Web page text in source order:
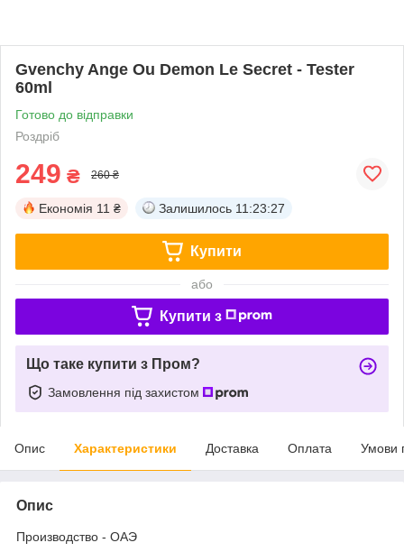
Gvenchy Ange Ou Demon Le Secret - Tester
60ml
Готово до відправки
Роздріб
249 ₴ 260 ₴
Економія 11 ₴ Залишилось 11:23:27
Купити
або
Купити з
Що таке купити з Пром?
Замовлення під захистом
Опис Характеристики Доставка Оплата Умови
Опис
Производство - ОАЭ